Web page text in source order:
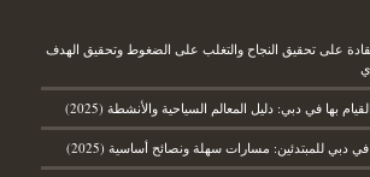
على تحقيق النجاح والتغلب على الضغوط وتحقيق الهدف
للمبتدئين: مسارات سهلة ونصائح أساسية (2025)